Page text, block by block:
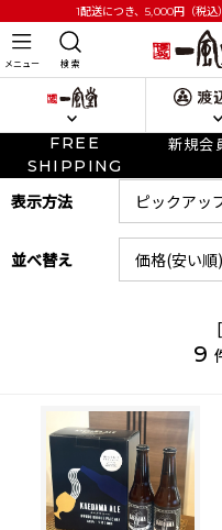
1配送につき、5,000円 （税
メニュー 検 索
FREE
SHIPPING
新規会
表示方法
並べ替え
9